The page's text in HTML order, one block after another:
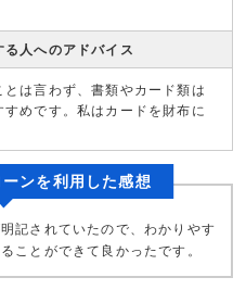
人へのアドバイス
は言わず、書類やカード類は
めです。私はカードを財布に
ンを利用した感想
記されていたので、わかりやす
ことができて良かったです。